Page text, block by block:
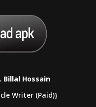
Billal Hossain
Writer (Paid)}